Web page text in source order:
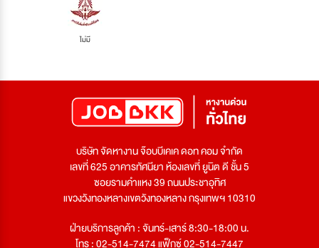
ไม่มี
บริษัท จัดหางาน จ๊อบบีเคเค ดอท คอม จำกัด
เลขที่ 625 อาคารทัศนียา ห้องเลขที่ ยูนิต ดี ชั้น 5
ซอยรามคำแหง 39 ถนนประชาอุทิศ
แขวงวังทองหลางเขตวังทองหลาง กรุงเทพฯ 10310
ฝ่ายบริการลูกค้า : จันทร์-เสาร์ 8:30-18:00 น.
โทร : 02-514-7474 แฟ็กซ์ 02-514-7447